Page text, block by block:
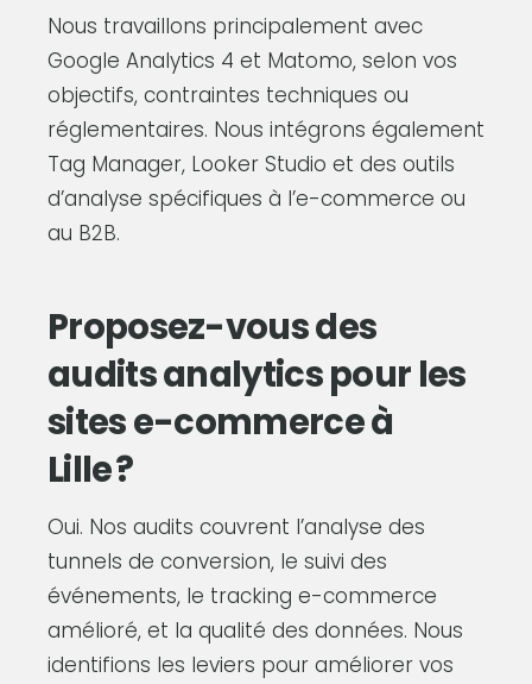
Nous travaillons principalement avec
Google Analytics 4 et Matomo, selon vos
objectifs, contraintes techniques ou
réglementaires. Nous intégrons également
Tag Manager, Looker Studio et des outils
d’analyse spécifiques à l’e-commerce ou
au B2B.
Proposez-vous des
audits analytics pour les
sites e-commerce à
Lille ?
Oui. Nos audits couvrent l’analyse des
tunnels de conversion, le suivi des
événements, le tracking e-commerce
amélioré, et la qualité des données. Nous
identifions les leviers pour améliorer vos